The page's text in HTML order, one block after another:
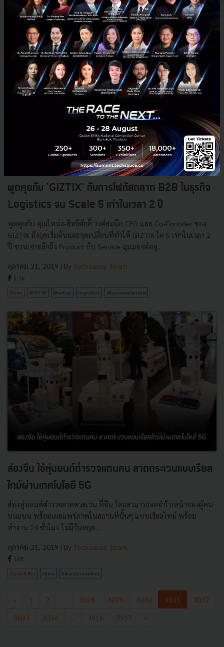
Tech & Biz Cisco
พูดคุยกับ 'GIZTIX' กับการโฟกัสตลาด B2B ในธุรกิจ
Logistics จน Scale 5 เท่าในเวลา 2 ปี
พูดคุยกับ คุณโหน่ง-สิทธิศักดิ์ วงศ์สมนึก CEO และ Co-Founder ของ
GIZTIX ถึงจุดเริ่มต้นและจุดเปลี่ยนที่ทำให้ GIZTIX โต 5 เท่าในเวลา 2
ปี ชวนเจาะลึกถึง Product กับ Service มุมมองต่ออุ...
ตุลาคม 21, 2019 | By Techsauce Team
1.1k
News GISTIX Startup logistics dtac-accelerate
ส่องจีน ใช้หุ่นยนต์ตำรวจแทนคน ลาดตระเวนแบบเรียล
ไทม์ผ่านเทคโนโลยี 5G
ส่องหุ่นยนต์ตำรวจลาดตระเวน ที่จีน โดยสามารถจดจำใบหน้าของผู้คน
บนถนน พร้อมเผยแพร่ภาพในสถานที่นั้นๆ แบบเรียลไทม์ พร้อม
ทำงาน 24 ชั่วโมง ไม่มีวันหยุด...
ตุลาคม 21, 2019 | By Techsauce Team
185
Tech & Biz china 5G patrol robot
‹ 1 2 3028 3029 3030 3031
3032
3033
3034 3916 3917 ›